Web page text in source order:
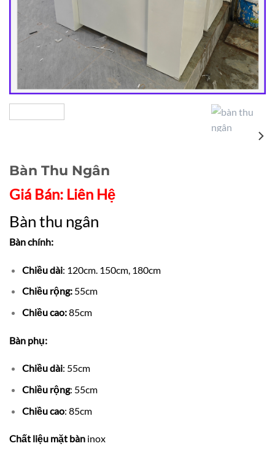
Bàn Thu Ngân
Giá Bán: Liên Hệ
Bàn thu ngân
Bàn chính:
Chiều dài: 120cm. 150cm, 180cm
Chiều rộng:55cm
Chiều cao:85cm
Bàn phụ:
Chiều dài: 55cm
Chiều rộng: 55cm
Chiều cao: 85cm
Chất liệu mặt bàn inox